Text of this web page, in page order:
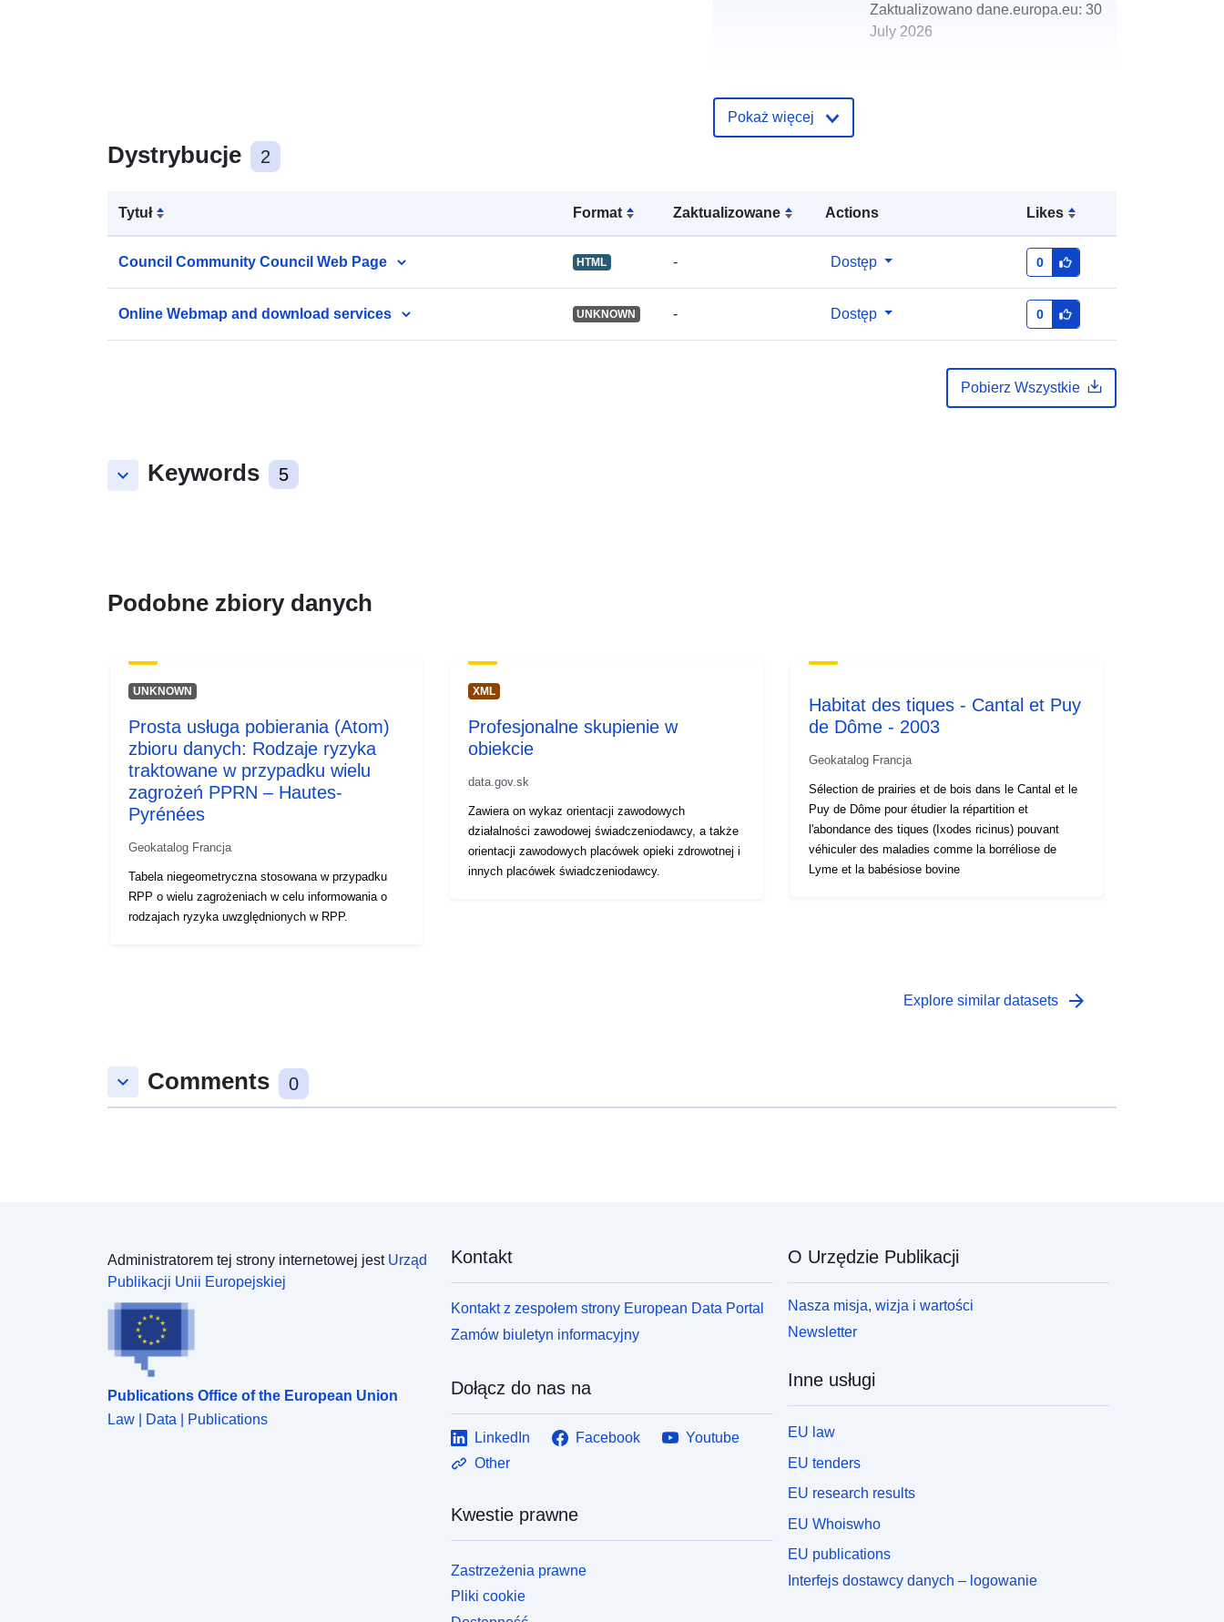
Dystrybucje 2
Tytuł Format Zaktualizowane Actions Likes
Council Community Council Web Page HTML - Dostęp 0
Online Webmap and download services UNKNOWN - Dostęp 0
Pobierz Wszystkie
keyboard_arrow_down Keywords 5
Zaktualizowano dane.europa.eu: 30
July 2026
Pokaż więcej
Podobne zbiory danych
UNKNOWN
Prosta usługa pobierania (Atom)
zbioru danych: Rodzaje ryzyka
traktowane w przypadku wielu
zagrożeń PPRN – Hautes-
Pyrénées
Geokatalog Francja
Tabela niegeometryczna stosowana w przypadku
RPP o wielu zagrożeniach w celu informowania o
rodzajach ryzyka uwzględnionych w RPP.
XML
Profesjonalne skupienie w
obiekcie
data.gov.sk
Zawiera on wykaz orientacji zawodowych
działalności zawodowej świadczeniodawcy, a także
orientacji zawodowych placówek opieki zdrowotnej i
innych placówek świadczeniodawcy.
Habitat des tiques - Cantal et Puy
de Dôme - 2003
Geokatalog Francja
Sélection de prairies et de bois dans le Cantal et le
Puy de Dôme pour étudier la répartition et
l'abondance des tiques (Ixodes ricinus) pouvant
véhiculer des maladies comme la borréliose de
Lyme et la babésiose bovine
Explore similar datasets arrow_forward
keyboard_arrow_down Comments 0
Administratorem tej strony internetowej jest Urząd
Publikacji Unii Europejskiej
Publications Office of the European Union
Law | Data | Publications
Kontakt
Kontakt z zespołem strony European Data Portal
Zamów biuletyn informacyjny
Dołącz do nas na
LinkedIn Facebook
Youtube
Other
Kwestie prawne
Zastrzeżenia prawne
Pliki cookie
O Urzędzie Publikacji
Nasza misja, wizja i wartości
Newsletter
Inne usługi
EU law
EU tenders
EU research results
EU Whoiswho
EU publications
Interfejs dostawcy danych – logowanie